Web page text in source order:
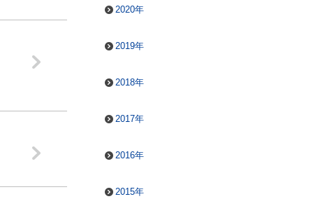
2020年
2019年
2018年
2017年
2016年
2015年